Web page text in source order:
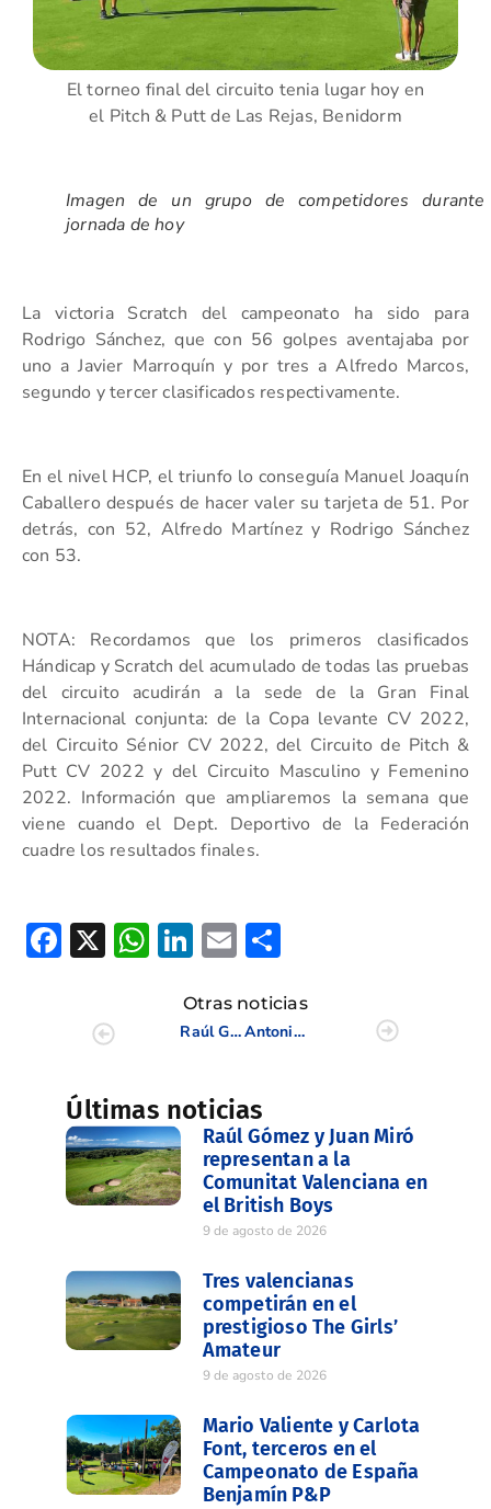
El torneo final del circuito tenia lugar hoy en
el Pitch & Putt de Las Rejas, Benidorm
Imagen de un grupo de competidores
jornada de hoy
La victoria Scratch del campeonato ha sido para
Rodrigo Sánchez, que con 56 golpes aventajaba por
uno a Javier Marroquín y por tres a Alfredo Marcos,
segundo y tercer clasificados respectivamente.
En el nivel HCP, el triunfo lo conseguía Manuel Joaquín
Caballero después de hacer valer su tarjeta de 51. Por
detrás, con 52, Alfredo Martínez y Rodrigo Sánchez
con 53.
NOTA: Recordamos que los primeros clasificados
Hándicap y Scratch del acumulado de todas las pruebas
del circuito acudirán a la sede de la Gran Final
Internacional conjunta: de la Copa levante CV 2022,
del Circuito Sénior CV 2022, del Circuito de Pitch &
Putt CV 2022 y del Circuito Masculino y Femenino
2022. Información que ampliaremos la semana que
viene cuando el Dept. Deportivo de la Federación
cuadre los resultados finales.
Facebook
X WhatsApp
LinkedIn
Email
Otras noticias
Raúl Gómez, Santiago Juesas y Francisco Gavilán superan el corte en el Internacional de España Sub 18 Masculino Stroke Play 2022
Antonio Llerena finaliza tercero en el Daikin Madrid Open Scratch en El Encín
Últimas noticias
Raúl Gómez y Juan Miró
representan a la
Comunitat Valenciana en
el British Boys
9 de agosto de 2026
Tres valencianas
competirán en el
prestigioso The Girls’
Amateur
9 de agosto de 2026
Mario Valiente y Carlota
Font, terceros en el
Campeonato de España
Benjamín P&P